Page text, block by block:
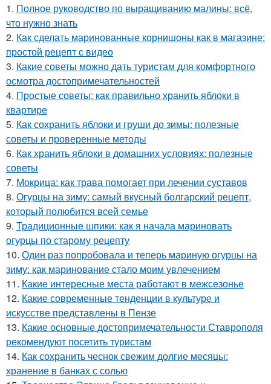
1. Полное руководство по выращиванию малины: всё,
что нужно знать
2. Как сделать маринованные корнишоны как в магазине:
простой рецепт с видео
3. Какие советы можно дать туристам для комфортного
осмотра достопримечательностей
4. Простые советы: как правильно хранить яблоки в
квартире
5. Как сохранить яблоки и груши до зимы: полезные
советы и проверенные методы
6. Как хранить яблоки в домашних условиях: полезные
советы
7. Мокрица: как трава помогает при лечении суставов
8. Огурцы на зиму: самый вкусный болгарский рецепт,
который полюбится всей семье
9. Традиционные шпики: как я начала мариновать
огурцы по старому рецепту
10. Один раз попробовала и теперь мариную огурцы на
зиму: как маринование стало моим увлечением
11. Какие интересные места работают в межсезонье
12. Какие современные тенденции в культуре и
искусстве представлены в Пензе
13. Какие основные достопримечательности Ставрополя
рекомендуют посетить туристам
14. Как сохранить чеснок свежим долгие месяцы:
хранение в банках с солью